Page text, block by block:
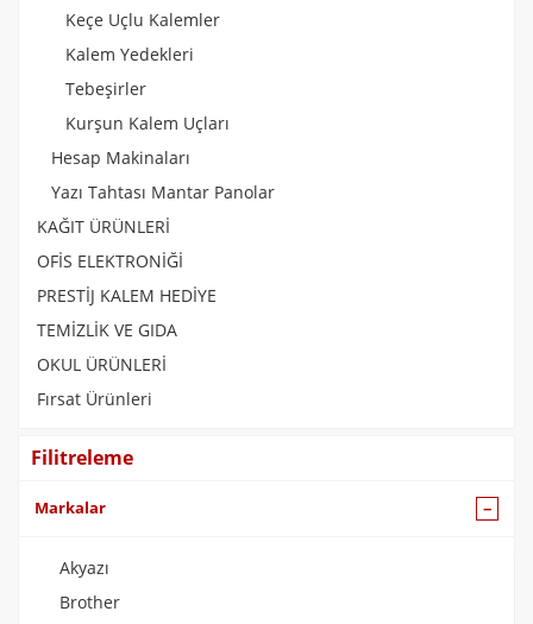
Keçe Uçlu Kalemler
Kalem Yedekleri
Tebeşirler
Kurşun Kalem Uçları
Hesap Makinaları
Yazı Tahtası Mantar Panolar
KAĞIT ÜRÜNLERİ
OFİS ELEKTRONİĞİ
PRESTİJ KALEM HEDİYE
TEMİZLİK VE GIDA
OKUL ÜRÜNLERİ
Fırsat Ürünleri
Filitreleme
Markalar
Akyazı
Brother